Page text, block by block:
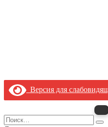
Версия для
Search